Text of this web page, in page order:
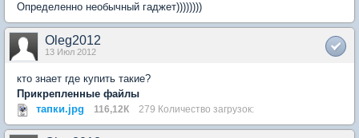
Определенно необычный гаджет))))))))
Oleg2012
13 Июл 2012
кто знает где купить такие?
Прикрепленные файлы
тапки.jpg
116,12К 279 Количество загрузок: